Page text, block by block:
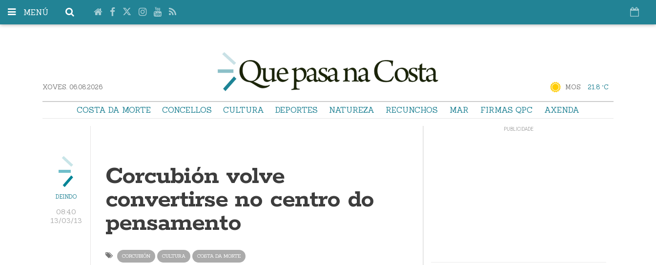
MENÚ
XOVES. 06.08.2026 MOS 21.8 °C
COSTA DA MORTE CONCELLOS CULTURA DEPORTES NATUREZA RECUNCHOS MAR FIRMAS QPC AXENDA
DEINDO
08:40
13/03/13
Corcubión volve
convertirse no centro do
pensamento
CORCUBIÓN CULTURA COSTA DA MORTE